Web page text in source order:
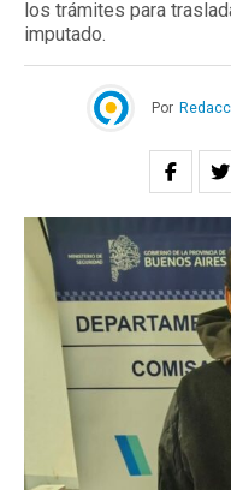
los trámites para
imputado.
Por